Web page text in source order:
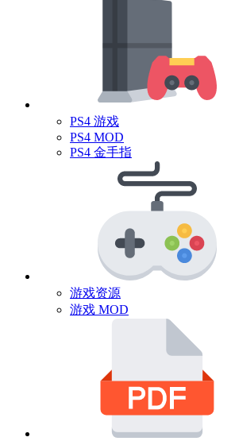
PS4 游戏
PS4 MOD
PS4 金手指
游戏资源
游戏 MOD